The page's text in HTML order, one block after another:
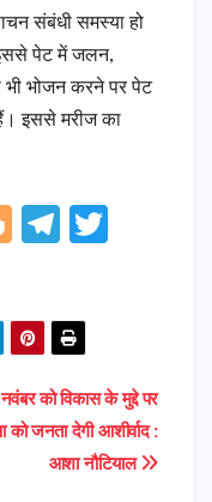
संबंधी समस्या हो
पेट में जलन,
भोजन करने पर पेट
इससे मरीज का
Bl
g
r
T
gr
m r
को विकास के मुद्दे पर
को जनता देगी आशीर्वाद :
आशा नौटियाल